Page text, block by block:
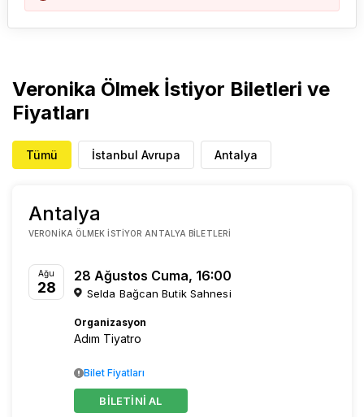
Veronika Ölmek İstiyor Biletleri ve
Fiyatları
Tümü İstanbul Avrupa Antalya
Antalya
VERONIKA ÖLMEK İSTIYOR ANTALYA BILETLERI
Ağu
28
28 Ağustos Cuma, 16:00
Selda Bağcan Butik Sahnesi
Organizasyon
Adım Tiyatro
BİLETİNİ AL
Bilet Fiyatları